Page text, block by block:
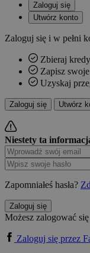
Zaloguj się
Utwórz konto
Zaloguj się i w pełni
Zbieraj
Zapisz
Uzyskaj
Zaloguj się Utwórz
Niestety ta
Zapomniałeś hasła?
Zaloguj się
Możesz zalogować
Zaloguj się przez